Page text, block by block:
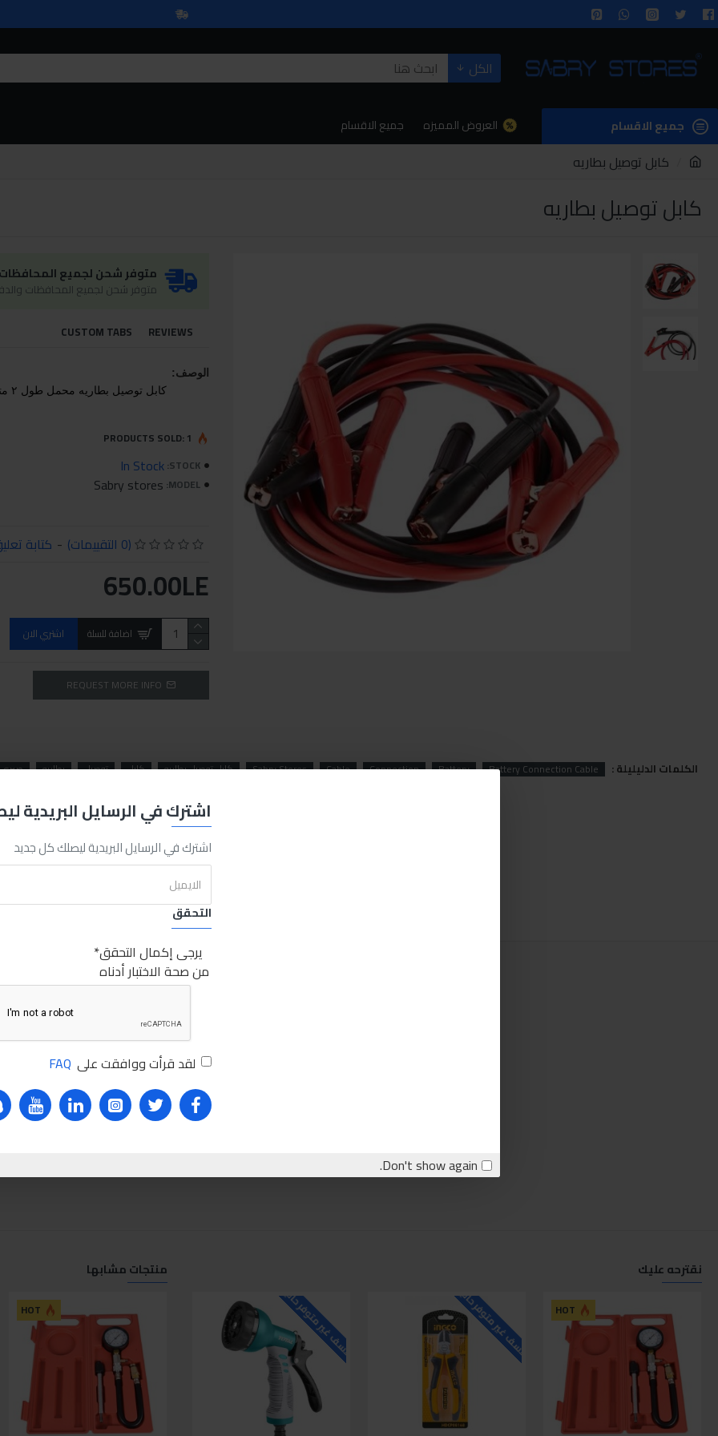
اشترك في الرسايل البريدية
اشترك في الرسايل البريدية ليصلك كل جديد
التحقق
يرجى إكمال التحقق
من صحة الاختبار أدناه
لقد قرأت ووافقت على FAQ
Don't show again.
الكل
جميع الاقسام العروض المميزه جميع الاقسام
كابل توصيل بطاريه
كابل توصيل بطاريه
متوفر شحن لجميع المحافظات
متوفر شحن لجميع المحافظات
REVIEWS
CUSTOM TABS
الوصف:
STOCK:
In Stock
MODEL:
Sabry stores
PRODUCTS SOLD: 1
(0 التقييمات) - كتابة
650.00LE
اضافة للسلة اشتري الان
REQUEST MORE INFO
الكلمات الدليليلة : Battery Connection Cable
Battery
Connection
Cable
Sabry Stores كابل توصيل بطاريه كابل توصيل بطاريه صبري
نقترحه عليك
HOT للاسف غير متوفر حاليا للاسف غير متوفر حاليا HOT للاسف غير متوفر حاليا
منتجات مشابها
HOT